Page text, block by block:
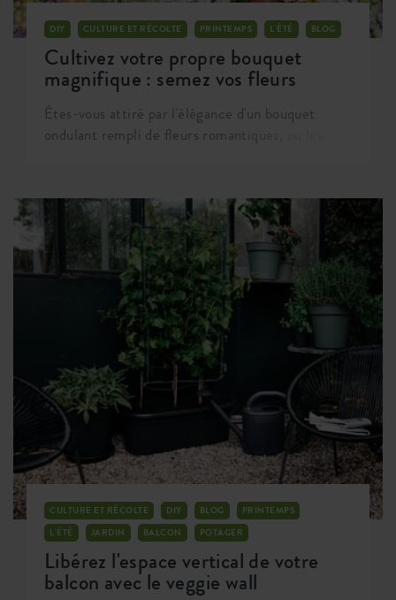
DIY CULTURE ET RÉCOLTE PRINTEMPS L'ÉTÉ BLOG
Cultivez votre propre bouquet
magnifique : semez vos fleurs
Êtes-vous attiré par l'élégance d'un bouquet
ondulant rempli de fleurs romantiques, ou les
pour semer les graines de votre propre jardin de
fleurs à couper, adapté à vos goûts personnels.
Même alors que le mois de mai se déroule, vous
pouvez planter les graines qui donneront
naissance à des bouquets pour cet été.
Embarquons ensemble dans cette aventure !
CULTURE ET RÉCOLTE DIY BLOG
PRINTEMPS
L'ÉTÉ
JARDIN BALCON POTAGER
Libérez l'espace vertical de votre
balcon avec le veggie wall